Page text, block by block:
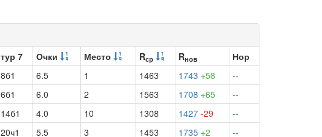
тур 7 Очки Место Rср Rнов
Нор
8б1 6.5 1 1463 1743 +58
--
6б1 6.0 2 1563 1708 +65
--
14б1 4.0 10 1308 1427 -29
--
20ч1 5.5 3 1453 1735 +2
--